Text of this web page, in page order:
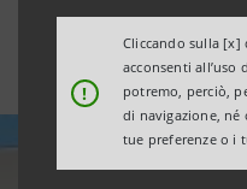
!
Cliccando sulla [x]
acconsenti
potremo, perciò,
di navigazione,
tue preferenze o i